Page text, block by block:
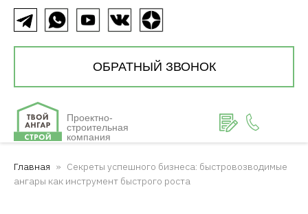
ОБРАТНЫЙ ЗВОНОК
Проектно-
строительная
компания
Главная
Секреты успешного бизнеса: быстровозводимые
ангары как инструмент быстрого роста